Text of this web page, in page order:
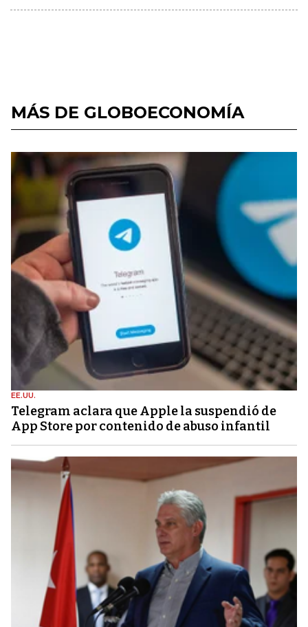
MÁS DE GLOBOECONOMÍA
EE.UU.
Telegram aclara que Apple la suspendió de
App Store por contenido de abuso infantil